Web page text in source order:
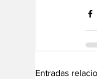
Entradas